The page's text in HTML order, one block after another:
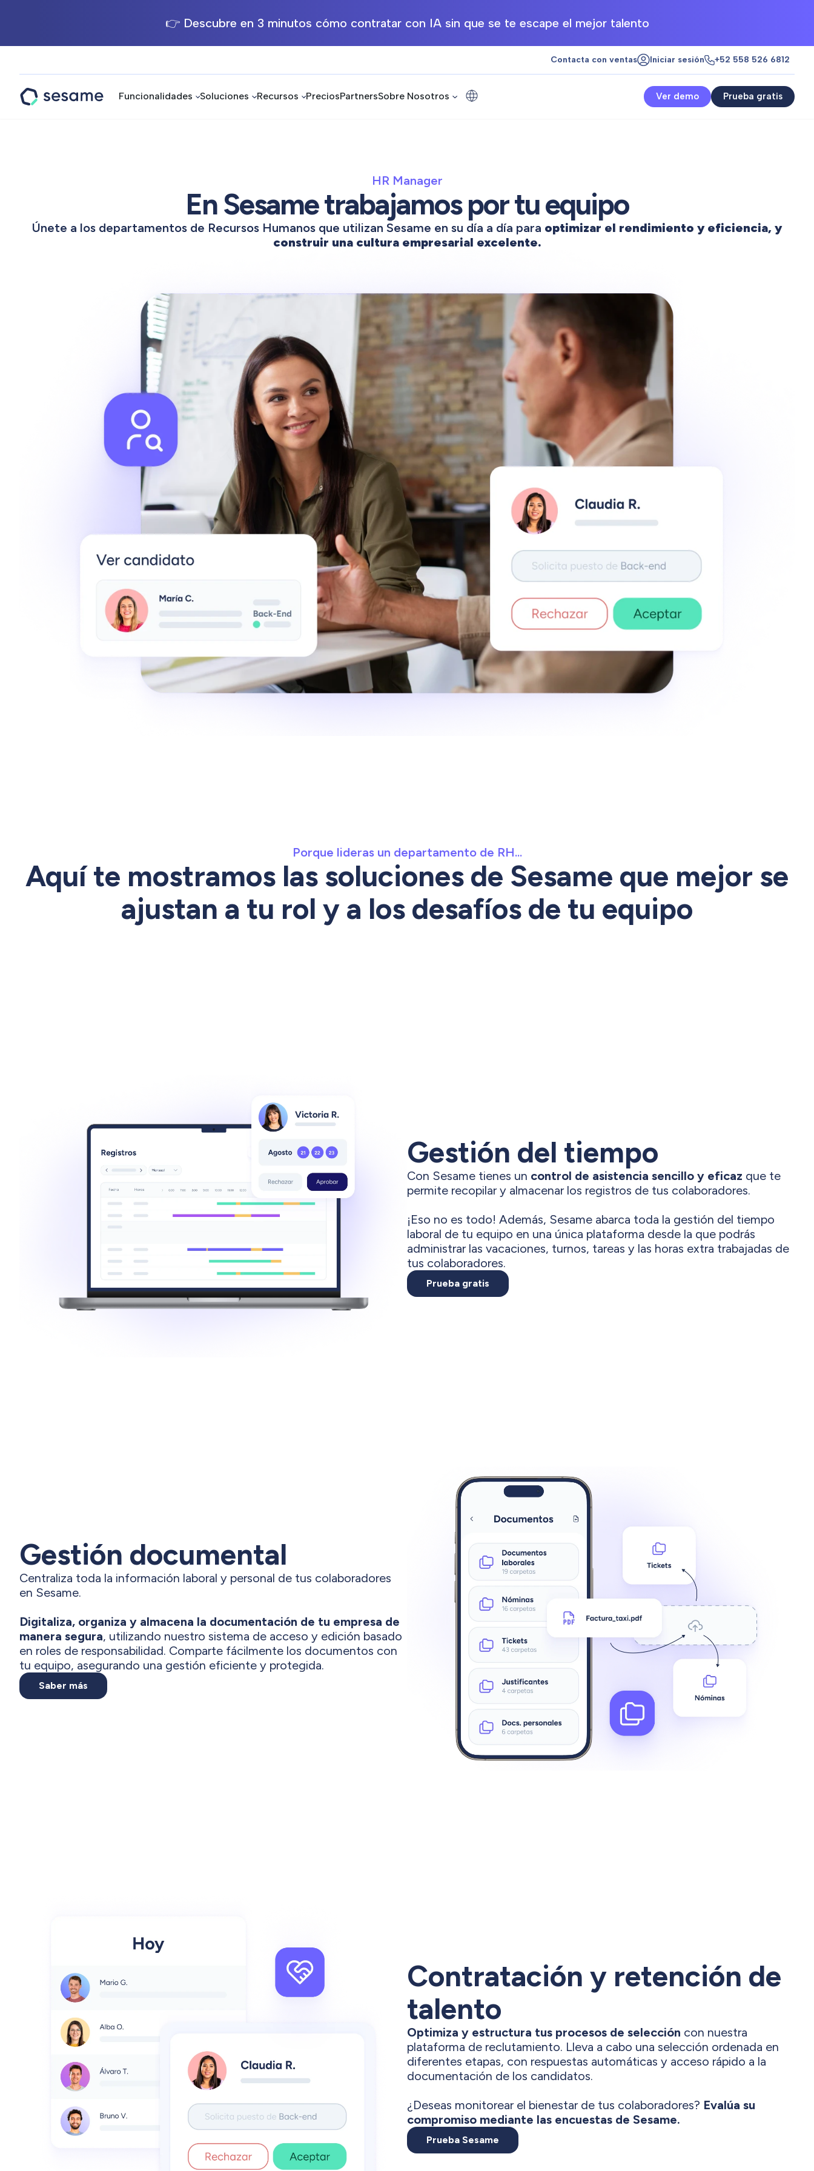
👉 Descubre en 3 minutos cómo contratar con IA sin que se te escape el mejor talento
Contacta con ventas Iniciar sesión +52 558 526 6812
Funcionalidades Soluciones Recursos PreciosPartnersSobre Nosotros Prueba gratis
Ver demo
HR Manager
En Sesame trabajamos por tu equipo
Únete a los departamentos de Recursos Humanos que utilizan Sesame en su día a día para optimizar el rendimiento y eficiencia, y
construir una cultura empresarial excelente.
Porque lideras un departamento de RH...
Aquí te mostramos las soluciones de Sesame que mejor se
ajustan a tu rol y a los desafíos de tu equipo
Gestión del tiempo
Con Sesame tienes un control de asistencia sencillo y eficaz que te
permite recopilar y almacenar los registros de tus colaboradores.
¡Eso no es todo! Además, Sesame abarca toda la gestión del tiempo
laboral de tu equipo en una única plataforma desde la que podrás
administrar las vacaciones, turnos, tareas y las horas extra trabajadas de
tus colaboradores.
Prueba gratis
Gestión documental
Centraliza toda la información laboral y personal de tus colaboradores
en Sesame.
Digitaliza, organiza y almacena la documentación de tu empresa de
manera segura, utilizando nuestro sistema de acceso y edición basado
en roles de responsabilidad. Comparte fácilmente los documentos con
tu equipo, asegurando una gestión eficiente y protegida.
Saber más
Contratación y retención de
talento
Optimiza y estructura tus procesos de selección con nuestra
plataforma de reclutamiento. Lleva a cabo una selección ordenada en
diferentes etapas, con respuestas automáticas y acceso rápido a la
documentación de los candidatos.
¿Deseas monitorear el bienestar de tus colaboradores? Evalúa su
compromiso mediante las encuestas de Sesame.
Prueba Sesame